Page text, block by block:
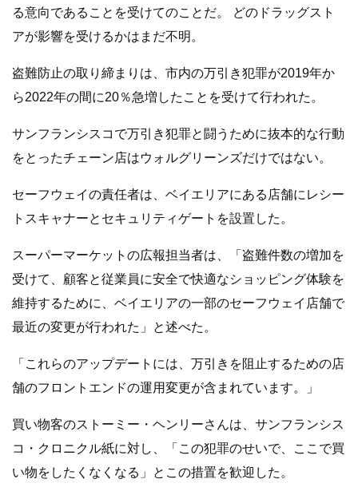
る意向であることを受けてのことだ。 どのドラッグスト
アが影響を受けるかはまだ不明。
盗難防止の取り締まりは、市内の万引き犯罪が2019年か
ら2022年の間に20％急増したことを受けて行われた。
サンフランシスコで万引き犯罪と闘うために抜本的な行動
をとったチェーン店はウォルグリーンズだけではない。
セーフウェイの責任者は、ベイエリアにある店舗にレシー
トスキャナーとセキュリティゲートを設置した。
スーパーマーケットの広報担当者は、「盗難件数の増加を
受けて、顧客と従業員に安全で快適なショッピング体験を
維持するために、ベイエリアの一部のセーフウェイ店舗で
最近の変更が行われた」と述べた。
「これらのアップデートには、万引きを阻止するための店
舗のフロントエンドの運用変更が含まれています。」
買い物客のストーミー・ヘンリーさんは、サンフランシス
コ・クロニクル紙に対し、「この犯罪のせいで、ここで買
い物をしたくなくなる」とこの措置を歓迎した。